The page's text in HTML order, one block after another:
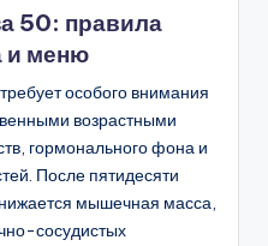
50: правила
и меню
особого внимания
возрастными
гормонального фона и
После пятидесяти
мышечная масса,
сосудистых